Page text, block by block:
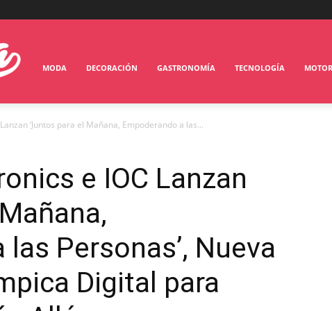
MODA DECORACIÓN GASTRONOMÍA TECNOLOGÍA MOTOR
‘Juntos para el Mañana, Empoderando a las...
e IOC Lanzan
Personas’, Nueva
Digital para